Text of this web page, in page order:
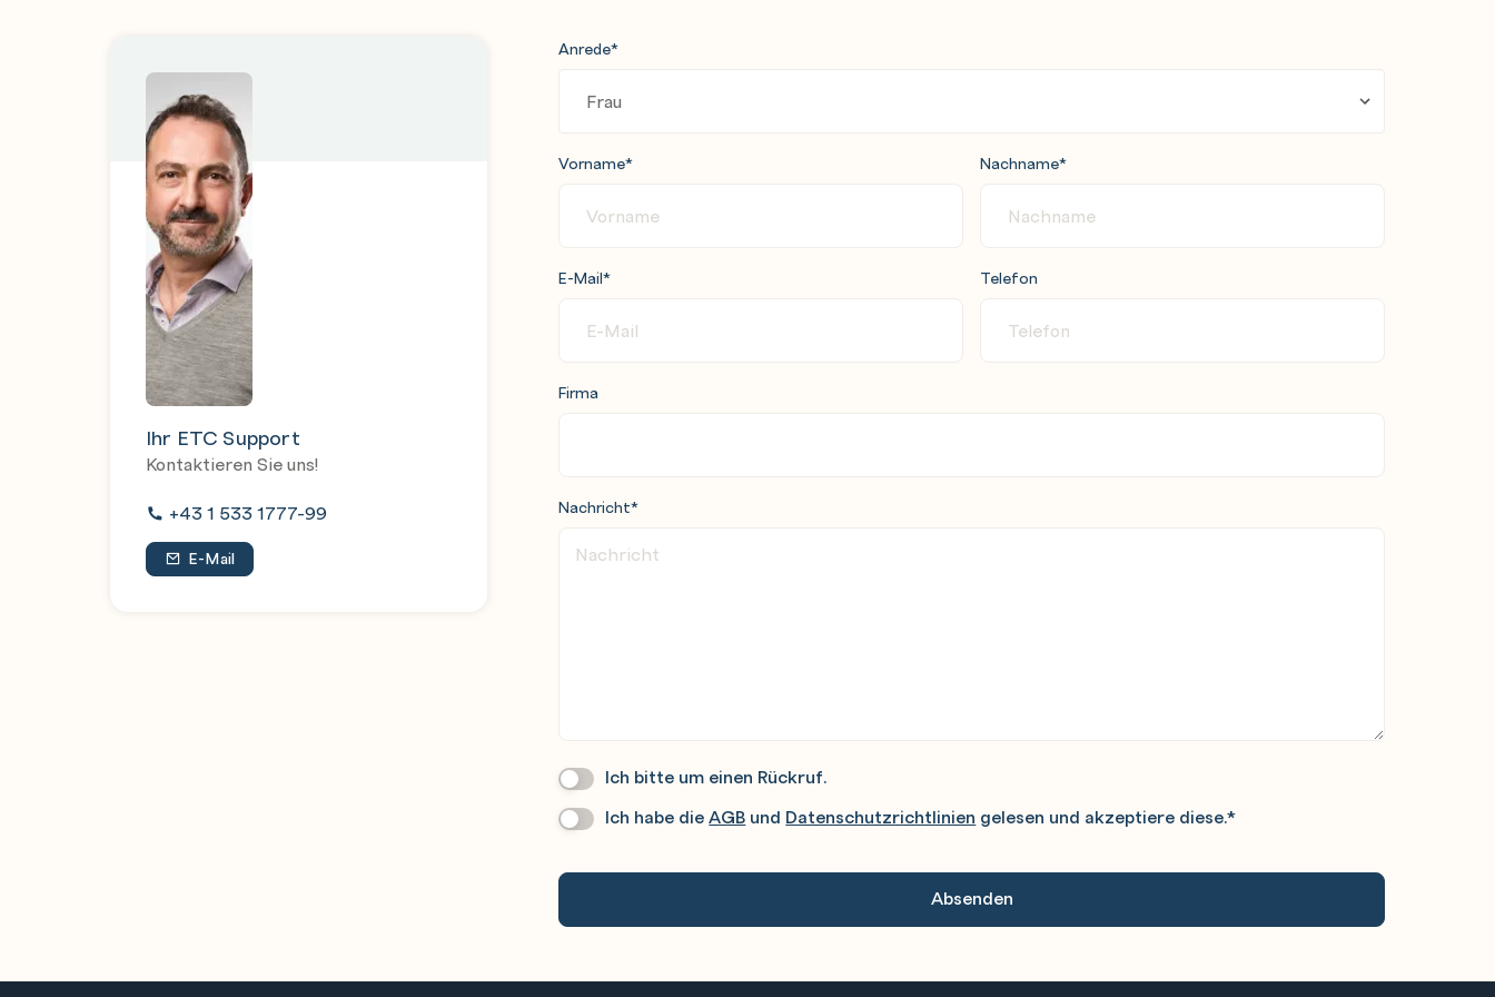
Ihr ETC Support
Kontaktieren Sie uns!
+43 1 533 1777-99
E-Mail
Anrede*
Vorname* Nachname*
E-Mail* Telefon
Firma
Nachricht*
Wir
Sie
An.
Ich bitte um einen Rückruf.
Datenschutz*
Ich habe dieAGB und Datenschutzrichtlinien gelesen und akzeptiere diese.*